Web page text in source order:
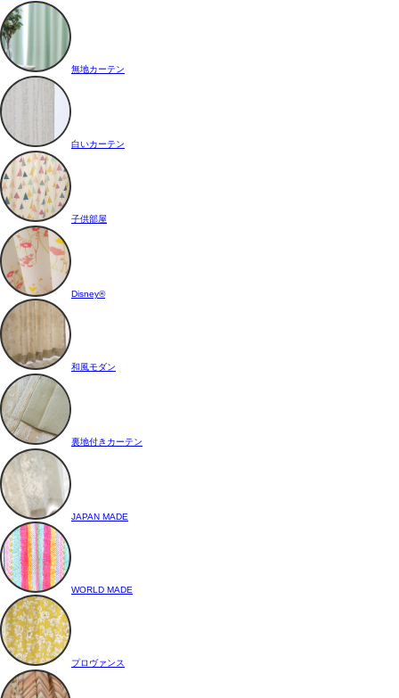
無地カーテン
白いカーテン
子供部屋
Disney®
和風モダン
裏地付きカーテン
JAPAN MADE
WORLD MADE
プロヴァンス